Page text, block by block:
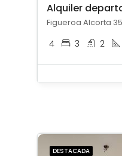
4 3 2
DESTACADA